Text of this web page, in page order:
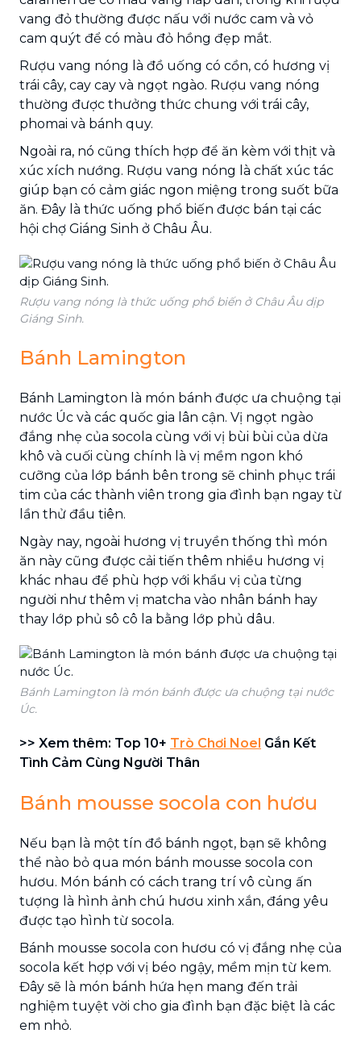
vang đỏ thường được nấu với nước cam và vỏ
cam quýt để có màu đỏ hồng đẹp mắt.
Rượu vang nóng là đồ uống có cồn, có hương vị
trái cây, cay cay và ngọt ngào. Rượu vang nóng
thường được thưởng thức chung với trái cây,
phomai và bánh quy.
Ngoài ra, nó cũng thích hợp để ăn kèm với thịt và
xúc xích nướng. Rượu vang nóng là chất xúc tác
giúp bạn có cảm giác ngon miệng trong suốt bữa
ăn. Đây là thức uống phổ biến được bán tại các
hội chợ Giáng Sinh ở Châu Âu.
Rượu vang nóng là thức uống phổ biến ở Châu Âu dịp
Giáng Sinh.
Bánh Lamington
Bánh Lamington là món bánh được ưa chuộng tại
nước Úc và các quốc gia lân cận. Vị ngọt ngào
đắng nhẹ của socola cùng với vị bùi bùi của dừa
khô và cuối cùng chính là vị mềm ngon khó
cưỡng của lớp bánh bên trong sẽ chinh phục trái
tim của các thành viên trong gia đình bạn ngay từ
lần thử đầu tiên.
Ngày nay, ngoài hương vị truyền thống thì món
ăn này cũng được cải tiến thêm nhiều hương vị
khác nhau để phù hợp với khẩu vị của từng
người như thêm vị matcha vào nhân bánh hay
thay lớp phủ sô cô la bằng lớp phủ dâu.
Bánh Lamington là món bánh được ưa chuộng tại nước
Úc.
>> Xem thêm: Top 10+ Trò Chơi Noel Gắn Kết
Tình Cảm Cùng Người Thân
Bánh mousse socola con hươu
Nếu bạn là một tín đồ bánh ngọt, bạn sẽ không
thể nào bỏ qua món bánh mousse socola con
hươu. Món bánh có cách trang trí vô cùng ấn
tượng là hình ảnh chú hươu xinh xắn, đáng yêu
được tạo hình từ socola.
Bánh mousse socola con hươu có vị đắng nhẹ của
socola kết hợp với vị béo ngậy, mềm mịn từ kem.
Đây sẽ là món bánh hứa hẹn mang đến trải
nghiệm tuyệt vời cho gia đình bạn đặc biệt là các
em nhỏ.